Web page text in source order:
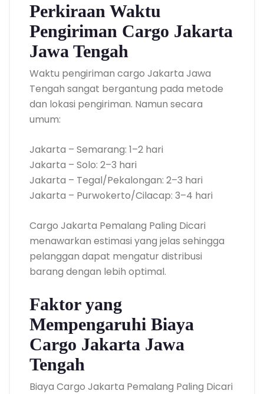
Perkiraan Waktu
Pengiriman Cargo Jakarta
Jawa Tengah
Waktu pengiriman cargo Jakarta Jawa
Tengah sangat bergantung pada metode
dan lokasi pengiriman. Namun secara
umum:
Jakarta – Semarang: 1–2 hari
Jakarta – Solo: 2–3 hari
Jakarta – Tegal/Pekalongan: 2–3 hari
Jakarta – Purwokerto/Cilacap: 3–4 hari
Cargo Jakarta Pemalang Paling Dicari
menawarkan estimasi yang jelas sehingga
pelanggan dapat mengatur distribusi
barang dengan lebih optimal.
Faktor yang
Mempengaruhi Biaya
Cargo Jakarta Jawa
Tengah
Biaya Cargo Jakarta Pemalang Paling Dicari